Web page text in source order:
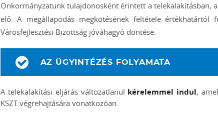
Önkormányzatunk tulajdonosként érintett a telekalakításban,
elő. A megállapodás megkötésének feltétele értékhatártól
Városfejlesztési Bizottság jóváhagyó döntése.
AZ ÜGYINTÉZÉS FOLYAMATA
A telekalakítási eljárás változatlanul kérelemmel indul,
KSZT végrehajtására vonatkozóan.